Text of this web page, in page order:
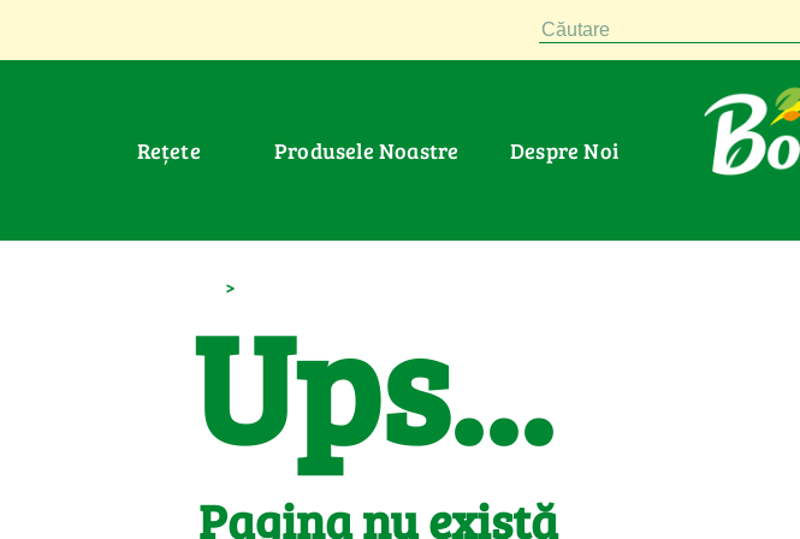
Căutare
Rețete Produsele Noastre Despre Noi
>
Ups...
Pagina nu există